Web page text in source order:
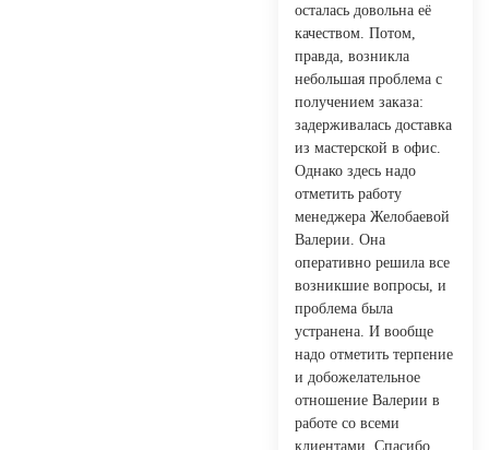
осталась довольна её
качеством. Потом,
правда, возникла
небольшая проблема с
получением заказа:
задерживалась доставка
из мастерской в офис.
Однако здесь надо
отметить работу
менеджера Желобаевой
Валерии. Она
оперативно решила все
возникшие вопросы, и
проблема была
устранена. И вообще
надо отметить терпение
и добожелательное
отношение Валерии в
работе со всеми
клиентами. Спасибо